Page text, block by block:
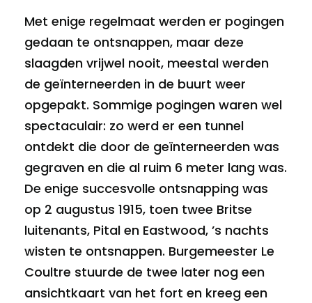
Met enige regelmaat werden er pogingen
gedaan te ontsnappen, maar deze
slaagden vrijwel nooit, meestal werden
de geïnterneerden in de buurt weer
opgepakt. Sommige pogingen waren wel
spectaculair: zo werd er een tunnel
ontdekt die door de geïnterneerden was
gegraven en die al ruim 6 meter lang was.
De enige succesvolle ontsnapping was
op 2 augustus 1915, toen twee Britse
luitenants, Pital en Eastwood, ’s nachts
wisten te ontsnappen. Burgemeester Le
Coultre stuurde de twee later nog een
ansichtkaart van het fort en kreeg een